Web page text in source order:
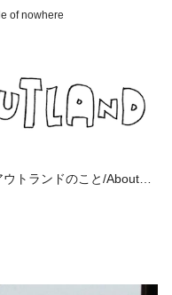
of nowhere
アウトランドのこと/About OUTLAND